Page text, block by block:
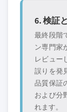
6. 検証
最終段階
ン専門家
レビュー
誤りを発
品質保証
および分
れます。